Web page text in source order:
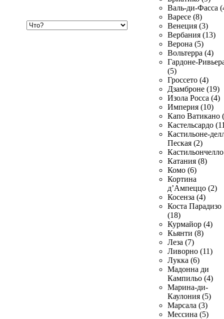
Валь-ди-Фасса
Варесе (8)
Венеция (3)
Вербания (13)
Верона (5)
Вольтерра (4)
Гардоне-
(5)
Гроссето (4)
Дзамброне (19)
Изола Росса (4)
Империя (10)
Капо Ватикано
Кастельсардо
Кастильоне-
Пеская (2)
Катания (8)
Комо (6)
Кортина
д’Ампеццо (2)
Косенза (4)
Коста Парадизо
(18)
Курмайор (4)
Кьянти (8)
Леза (7)
Ливорно (11)
Лукка (6)
Мадонна ди
Кампильо (4)
Марина-ди-
Каулония (5)
Марсала (3)
Мессина (5)